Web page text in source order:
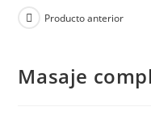
Producto anterior
Masaje